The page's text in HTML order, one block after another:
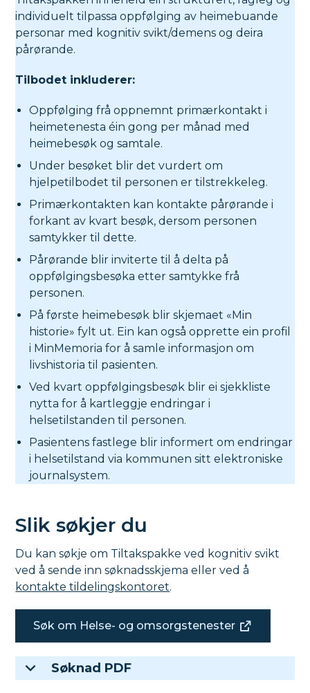
individuelt tilpassa oppfølging av heimebuande
personar med kognitiv svikt/demens og deira
pårørande.
Tilbodet inkluderer:
Oppfølging frå oppnemnt primærkontakt i
heimetenesta éin gong per månad med
heimebesøk og samtale.
Under besøket blir det vurdert om
hjelpetilbodet til personen er tilstrekkeleg.
Primærkontakten kan kontakte pårørande i
forkant av kvart besøk, dersom personen
samtykker til dette.
Pårørande blir inviterte til å delta på
oppfølgingsbesøka etter samtykke frå
personen.
På første heimebesøk blir skjemaet «Min
historie» fylt ut. Ein kan også opprette ein profil
i MinMemoria for å samle informasjon om
livshistoria til pasienten.
Ved kvart oppfølgingsbesøk blir ei sjekkliste
nytta for å kartleggje endringar i
helsetilstanden til personen.
Pasientens fastlege blir informert om endringar
i helsetilstand via kommunen sitt elektroniske
journalsystem.
Slik søkjer du
Du kan søkje om Tiltakspakke ved kognitiv svikt
ved å sende inn søknadsskjema eller ved å
kontakte tildelingskontoret.
Søk om Helse- og omsorgstenester
Søknad PDF